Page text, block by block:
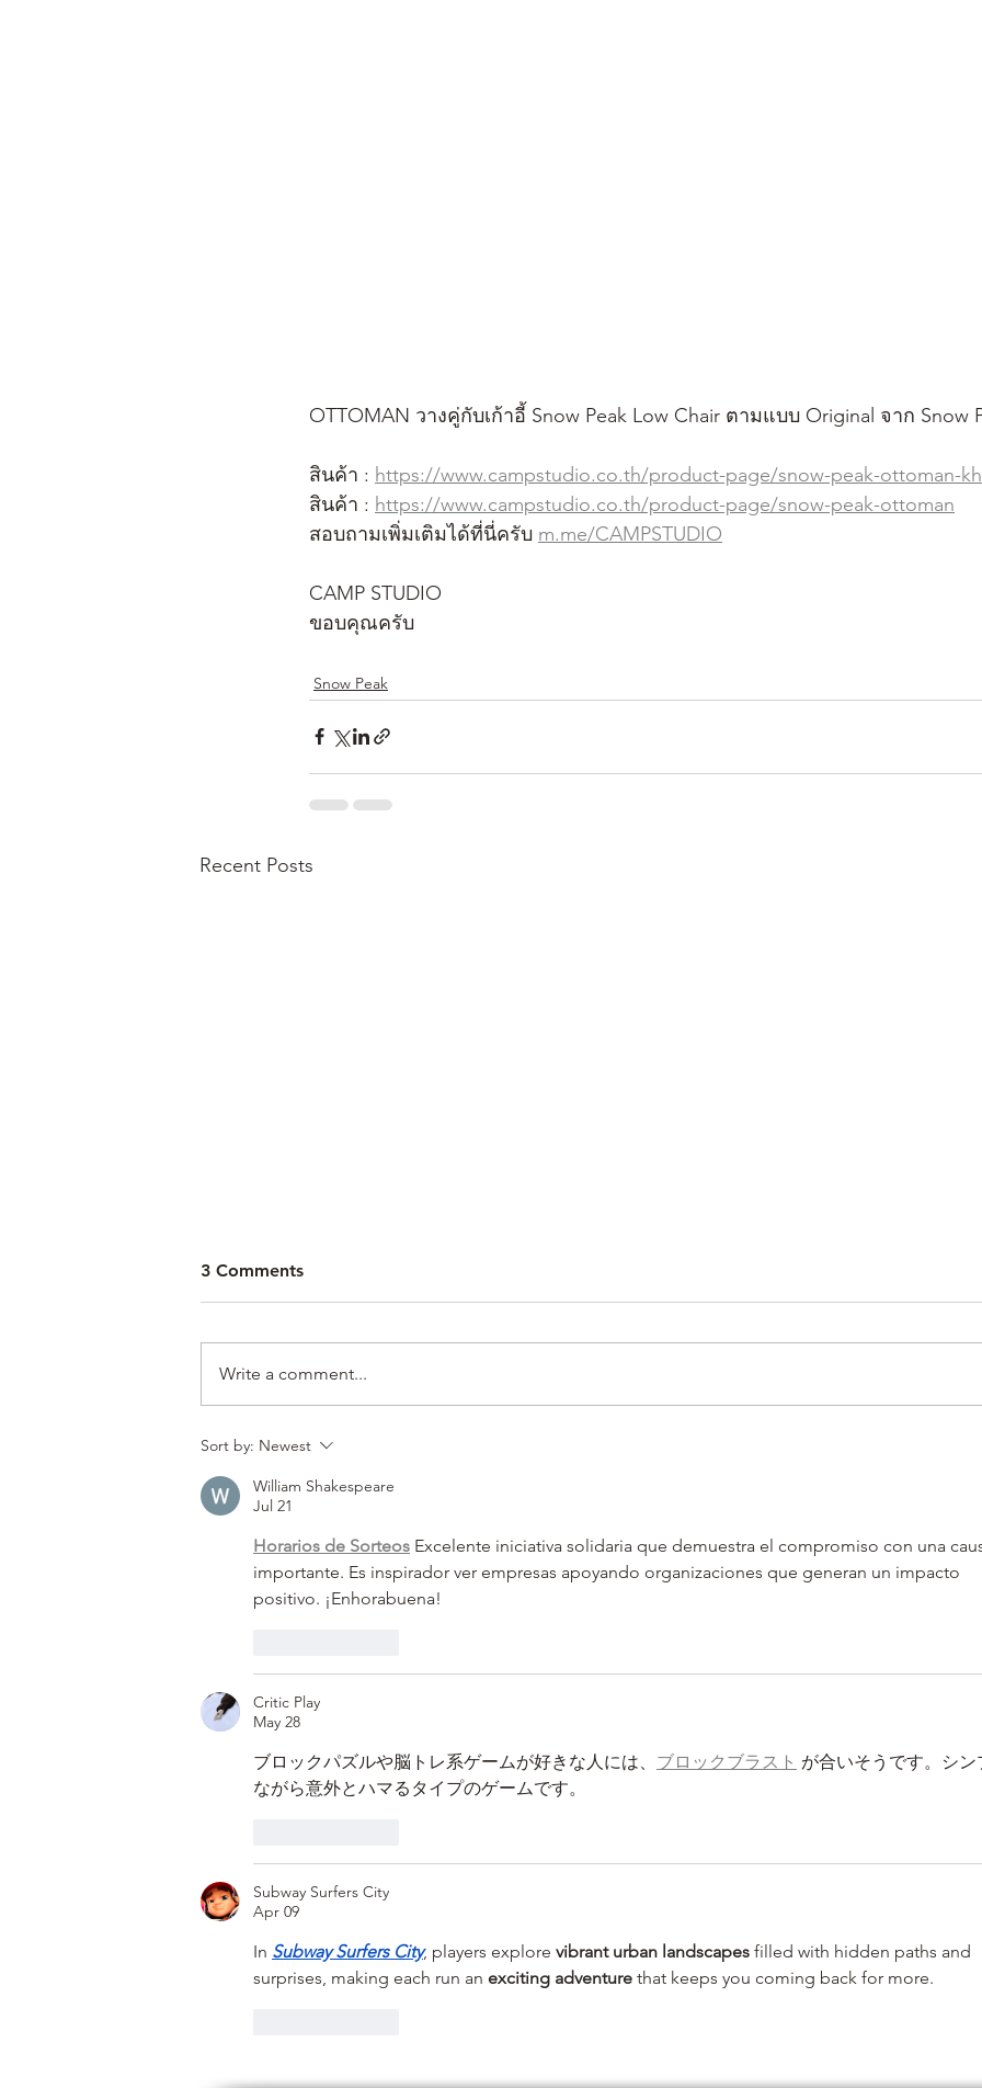
OTTOMAN วางคู่กับเก้าอี้ Snow Peak Low Chair ตามแบบ Original จาก Snow
สินค้า : https://www.campstudio.co.th/product-page/snow-peak-ottoman-kh
สินค้า : https://www.campstudio.co.th/product-page/snow-peak-ottoman
สอบถามเพิ่มเติมได้ที่นี่ครับ m.me/CAMPSTUDIO
CAMP STUDIO
ขอบคุณครับ
Snow Peak
Recent Posts
โครงการตั้งแคมป์เพื่อสร้าง
"เมืองที่ถูกเลือก" (ตอนที่สอง)
3 Comments
Write a comment...
Sort by: Newest
William Shakespeare
Jul 21
Horarios de Sorteos Excelente iniciativa solidaria que demuestra el compromiso con una
importante. Es inspirador ver empresas apoyando organizaciones que generan un impacto
positivo. ¡Enhorabuena!
Critic Play
May 28
ブロックパズルや脳トレ系ゲームが好きな人には、 ブロックブラスト が合いそうです。シン
ながら意外とハマるタイプのゲームです。
Subway Surfers City
Apr 09
In Subway Surfers City, players explore vibrant urban landscapes filled with hidden paths and
surprises, making each run an exciting adventure that keeps you coming back for more.